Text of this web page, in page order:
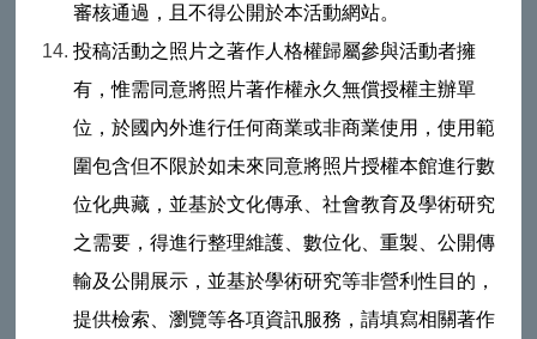
審核通過，且不得公開於本活動網站。
投稿活動之照片之著作人格權歸屬參與活動者擁
有，惟需同意將照片著作權永久無償授權主辦單
位，於國內外進行任何商業或非商業使用，使用範
圍包含但不限於如未來同意將照片授權本館進行數
位化典藏，並基於文化傳承、社會教育及學術研究
之需要，得進行整理維護、數位化、重製、公開傳
輸及公開展示，並基於學術研究等非營利性目的，
提供檢索、瀏覽等各項資訊服務，請填寫相關著作